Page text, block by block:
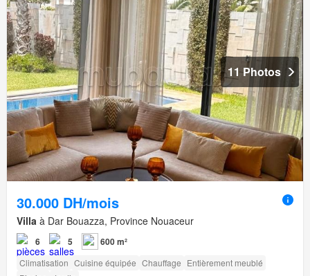
11 Photos
30.000 DH/mois
Villa à Dar Bouazza, Province Nouaceur
6 5 600 m²
Climatisation Cuisine équipée Chauffage Entièrement meublé